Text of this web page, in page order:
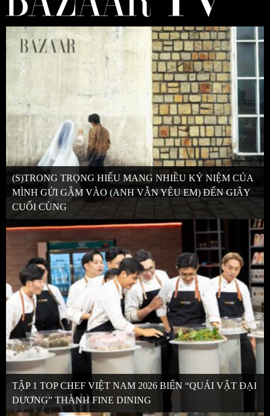
(S)TRONG TRỌNG HIẾU MANG NHIỀU KỶ NIỆM CỦA
MÌNH GỬI GẮM VÀO (ANH VẪN YÊU EM) ĐẾN GIÂY
CUỐI CÙNG
TẬP 1 TOP CHEF VIỆT NAM 2026 BIẾN “QUÁI VẬT ĐẠI
DƯƠNG” THÀNH FINE DINING